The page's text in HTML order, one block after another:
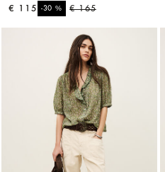
€ 165
-30%
€ 115